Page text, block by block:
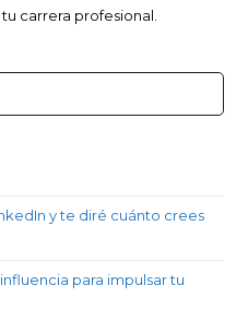
carrera profesional.
y te diré cuánto crees
para impulsar tu